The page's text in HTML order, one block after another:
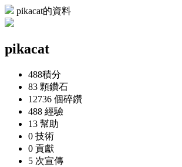
pikacat的資料
pikacat
488積分
83 顆鑽石
12736 個碎鑽
488 經驗
13 幫助
0 技術
0 貢獻
5 次宣傳